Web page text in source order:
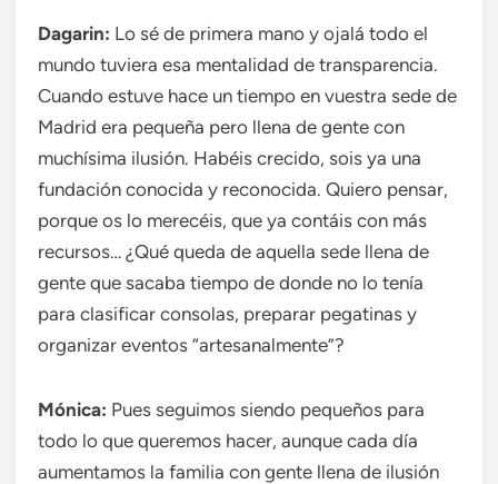
Dagarin: Lo sé de primera mano y ojalá todo el
mundo tuviera esa mentalidad de transparencia.
Cuando estuve hace un tiempo en vuestra sede de
Madrid era pequeña pero llena de gente con
muchísima ilusión. Habéis crecido, sois ya una
fundación conocida y reconocida. Quiero pensar,
porque os lo merecéis, que ya contáis con más
recursos… ¿Qué queda de aquella sede llena de
gente que sacaba tiempo de donde no lo tenía
para clasificar consolas, preparar pegatinas y
organizar eventos “artesanalmente”?
Mónica: Pues seguimos siendo pequeños para
todo lo que queremos hacer, aunque cada día
aumentamos la familia con gente llena de ilusión